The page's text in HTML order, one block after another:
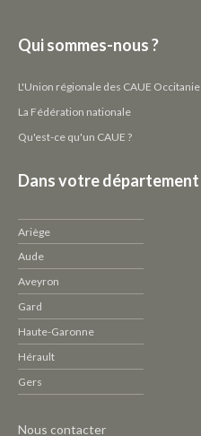
Qui sommes-nous ?
L'Union régionale des CAUE Occitanie
La Fédération nationale
Qu'est-ce qu'un CAUE ?
Dans votre département
Ariège
Aude
Aveyron
Gard
Haute-Garonne
Hérault
Gers
Pied
Nous contacter